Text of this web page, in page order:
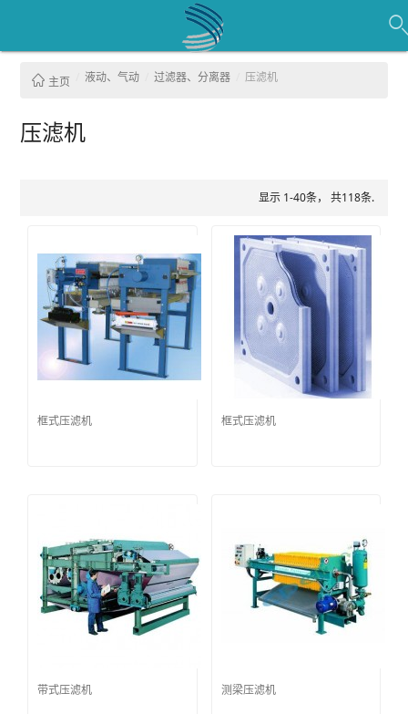
主页 液动、气动 过滤器、分离器 压滤机
压滤机
显示 1-40条， 共118条.
框式压滤机 框式压滤机
带式压滤机 测梁压滤机